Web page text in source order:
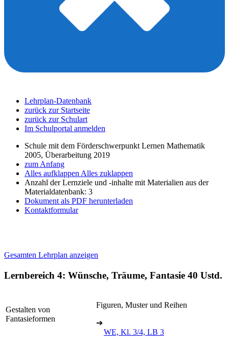
Lehrplan-Datenbank
zurück zur Startseite
zurück zur Schulart
Im Schulportal anmelden
Schule mit dem Förderschwerpunkt Lernen Mathematik
2005, Überarbeitung 2019
zum Anfang
Alles aufklappen Alles zuklappen
Anzahl der Lernziele und -inhalte mit Materialien aus der
Materialdatenbank: 3
Dokument als PDF herunterladen
Kontaktformular
Gesamten Lehrplan anzeigen
Lernbereich 4: Wünsche, Träume, Fantasie 40 Ustd.
Gestalten von
Fantasieformen
Figuren, Muster und Reihen
➔
WE, Kl. 3/4, LB 3